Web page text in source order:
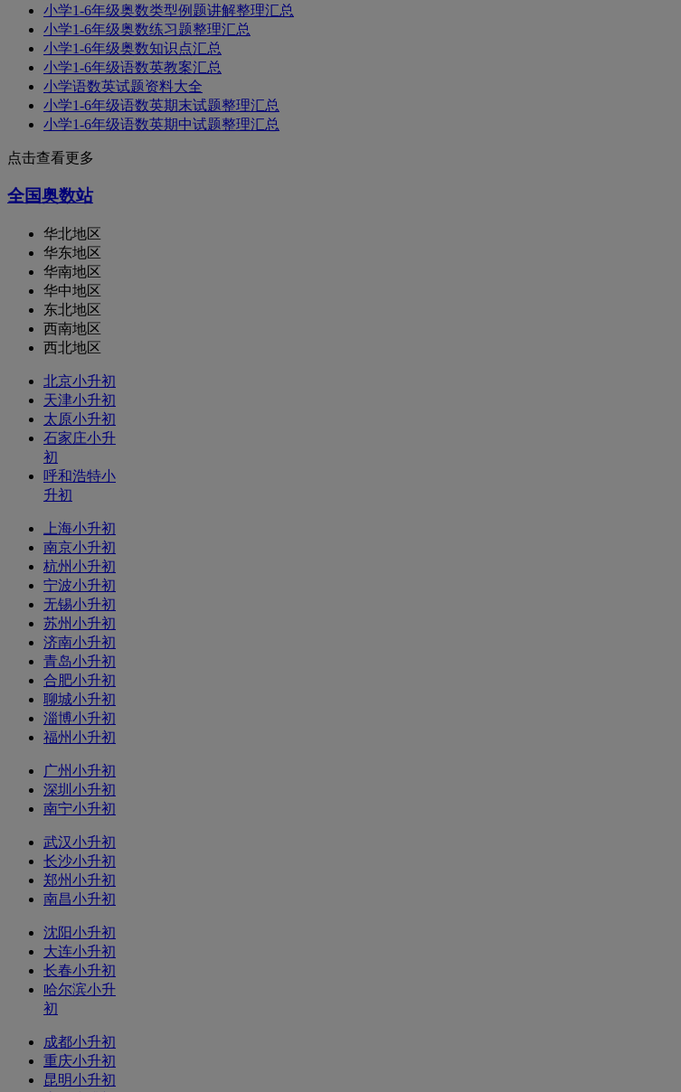
小学1-6年级奥数类型例题讲解整理汇总
小学1-6年级奥数练习题整理汇总
小学1-6年级奥数知识点汇总
小学1-6年级语数英教案汇总
小学语数英试题资料大全
小学1-6年级语数英期末试题整理汇总
小学1-6年级语数英期中试题整理汇总
点击查看更多
全国奥数站
华北地区
华东地区
华南地区
华中地区
东北地区
西南地区
西北地区
北京小升初
天津小升初
太原小升初
石家庄小升
初
呼和浩特小
升初
上海小升初
南京小升初
杭州小升初
宁波小升初
无锡小升初
苏州小升初
济南小升初
青岛小升初
合肥小升初
聊城小升初
淄博小升初
福州小升初
广州小升初
深圳小升初
南宁小升初
武汉小升初
长沙小升初
郑州小升初
南昌小升初
沈阳小升初
大连小升初
长春小升初
哈尔滨小升
初
成都小升初
重庆小升初
昆明小升初